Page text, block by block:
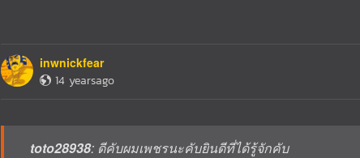
inwnickfear
14 yearsago
toto28938: ดีคับผมเพชรนะคับยินดีที่ได้รู้จักคับ